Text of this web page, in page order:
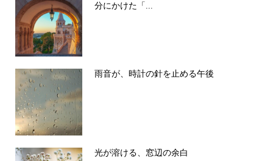
分にかけた「...
雨音が、時計の針を止める午後
光が溶ける、窓辺の余白